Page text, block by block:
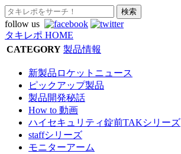
follow us
タキレポ HOME
CATEGORY 製品情報
新製品ロケットニュース
ピックアップ製品
製品開発秘話
How to 動画
ハイセキュリティ錠前TAKシリーズ
staffシリーズ
モニターアーム